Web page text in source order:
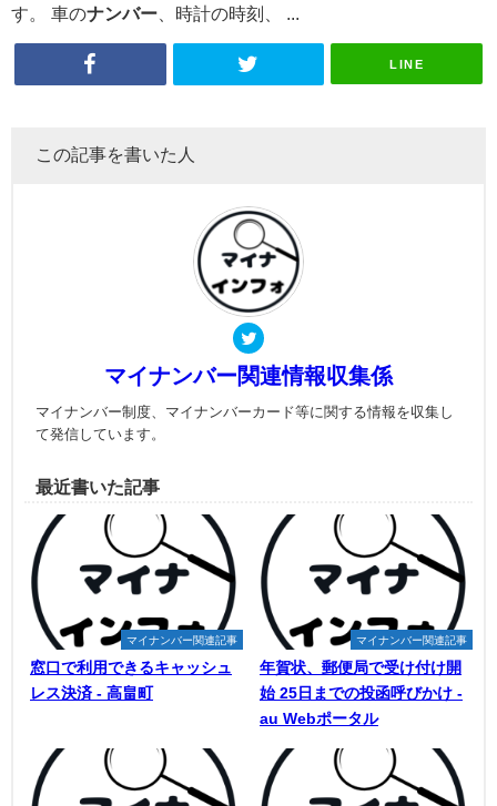
す。 車のナンバー 、時計の時刻、 ...
LINE
この記事を書いた人
マイナンバー関連情報収集係
マイナンバー制度、マイナンバーカード等に関する情報を収集し
て発信しています。
最近書いた記事
マイナンバー関連記事
窓口で利用できるキャッシュ
レス決済 - 高畠町
マイナンバー関連記事
年賀状、郵便局で受け付け開
始 25日までの投函呼びかけ -
au Webポータル